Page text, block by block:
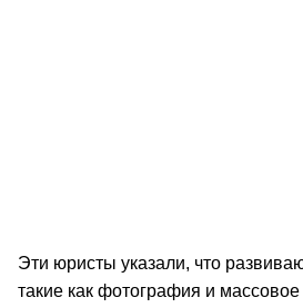
Эти юристы указали, что
такие как фотография и